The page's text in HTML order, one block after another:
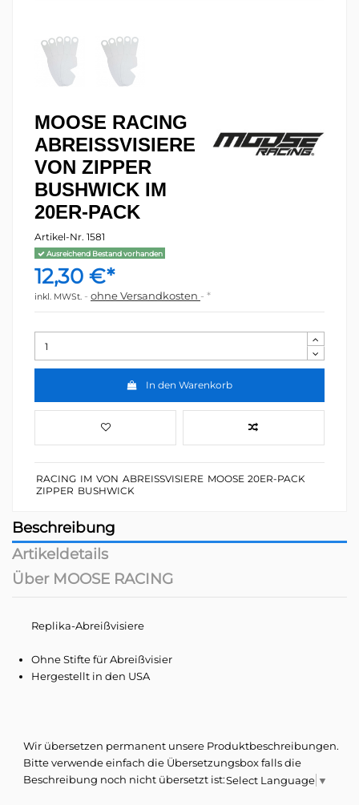
MOOSE RACING
ABREISSVISIERE
VON ZIPPER
BUSHWICK IM
20ER-PACK
Artikel-Nr. 1581
Ausreichend Bestand vorhanden
12,30 €*
inkl. MWSt. ohne Versandkosten *
In den Warenkorb
RACING IM VON ABREISSVISIERE MOOSE 20ER-PACK
ZIPPER BUSHWICK
Beschreibung
Artikeldetails
Über MOOSE RACING
Replika-Abreißvisiere
Ohne Stifte für Abreißvisier
Hergestellt in den USA
Wir übersetzen permanent unsere Produktbeschreibungen.
Bitte verwende einfach die Übersetzungsbox falls die
Beschreibung noch nicht übersetzt ist:Select Language ▼